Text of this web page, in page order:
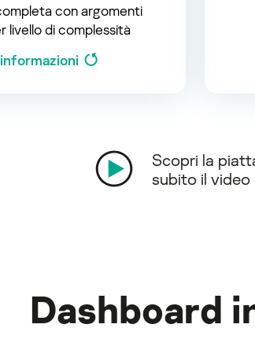
con argomenti
livello di complessità
Scopri la
subito il
Dashboard